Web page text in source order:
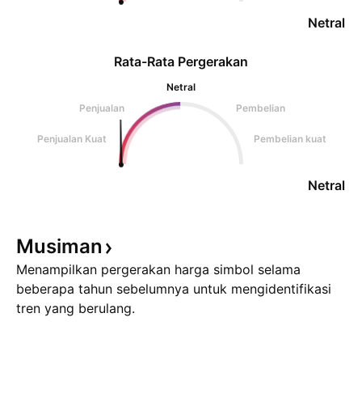
Netral
Rata-Rata Pergerakan
Netral
Penjualan
Pembelian
Penjualan Kuat Pembelian kuat
Netral
Musiman
Menampilkan pergerakan harga simbol selama
beberapa tahun sebelumnya untuk mengidentifikasi
tren yang berulang.